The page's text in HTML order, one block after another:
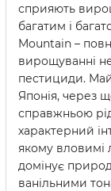
сприяють
багатим і
Mountain –
вирощуванні
пестициди.
Японія, через
справжньою
характерний
якому вловимі
домінує
ванільними